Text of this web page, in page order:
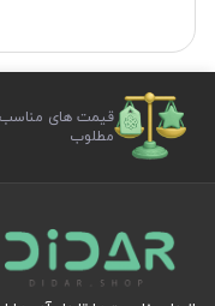
قیمت های مناسب
مطلوب